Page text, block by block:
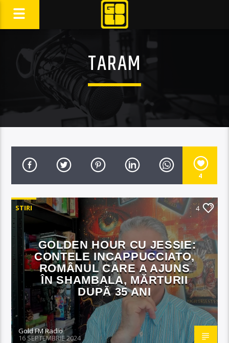
TARAM
4
STIRI 4
GOLDEN HOUR CU JESSIE:
CONTELE INCAPPUCCIATO,
ROMÂNUL CARE A AJUNS
ÎN SHAMBALA, MĂRTURII
DUPĂ 35 ANI
Gold FM Radio
16 SEPTEMBRIE 2024